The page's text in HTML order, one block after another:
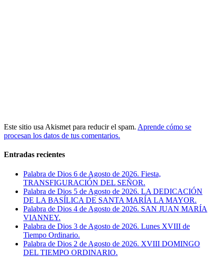
Este sitio usa Akismet para reducir el spam. Aprende cómo se
procesan los datos de tus comentarios.
Entradas recientes
Palabra de Dios 6 de Agosto de 2026. Fiesta,
TRANSFIGURACIÓN DEL SEÑOR.
Palabra de Dios 5 de Agosto de 2026. LA DEDICACIÓN
DE LA BASÍLICA DE SANTA MARÍA LA MAYOR.
Palabra de Dios 4 de Agosto de 2026. SAN JUAN MARÍA
VIANNEY.
Palabra de Dios 3 de Agosto de 2026. Lunes XVIII de
Tiempo Ordinario.
Palabra de Dios 2 de Agosto de 2026. XVIII DOMINGO
DEL TIEMPO ORDINARIO.